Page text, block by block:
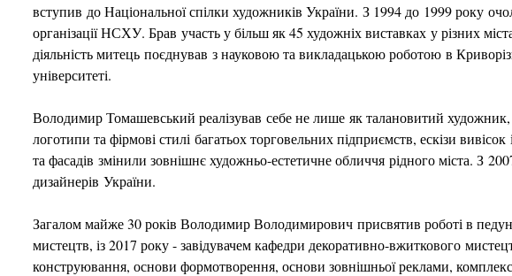
вступив до Національної спілки художників України. З 1994 до 1999 року
організації НСХУ. Брав участь у більш як 45 художніх виставках у різних
діяльність митець поєднував з науковою та викладацькою роботою в
університеті.
Володимир Томашевський реалізував себе не лише як талановитий
логотипи та фірмові стилі багатьох торговельних підприємств, ескізи
та фасадів змінили зовнішнє художньо-естетичне обличчя рідного міста. З
дизайнерів України.
Загалом майже 30 років Володимир Володимирович присвятив роботі в
мистецтв, із 2017 року - завідувачем кафедри декоративно-вжиткового
конструювання, основи формотворення, основи зовнішньої реклами,